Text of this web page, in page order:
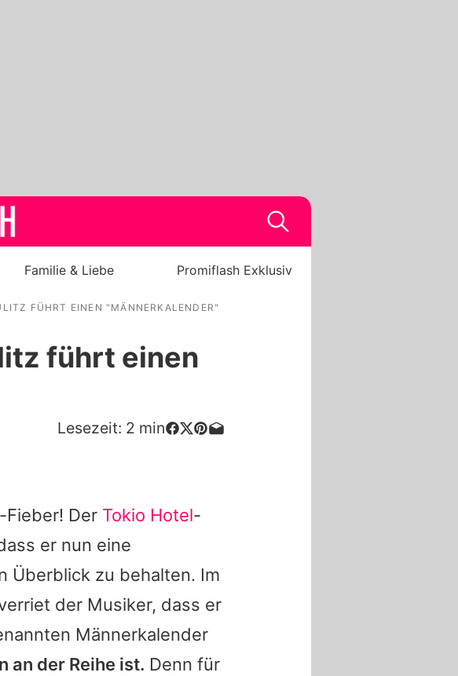
Familie & Liebe Promiflash Exklusiv
FÜHRT EINEN "MÄNNERKALENDER"
führt einen
Lesezeit: 2 min
Der Tokio Hotel-
er nun eine
Überblick zu behalten. Im
der Musiker, dass er
Männerkalender
an der Reihe ist. Denn für